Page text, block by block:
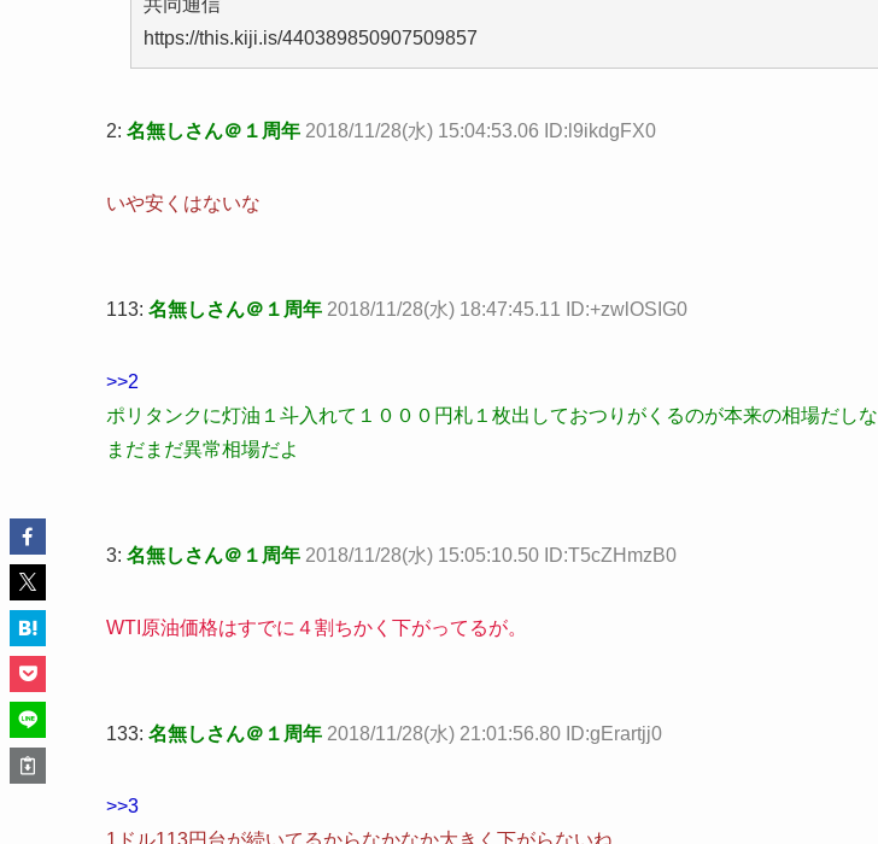
共同通信
https://this.kiji.is/440389850907509857
2: 名無しさん＠１周年 2018/11/28(水) 15:04:53.06 ID:l9ikdgFX0
いや安くはないな
113: 名無しさん＠１周年 2018/11/28(水) 18:47:45.11 ID:+zwlOSIG0
>>2
ポリタンクに灯油１斗入れて１０００円札１枚出しておつりがくるのが本来の相場だしな
まだまだ異常相場だよ
3: 名無しさん＠１周年 2018/11/28(水) 15:05:10.50 ID:T5cZHmzB0
WTI原油価格はすでに４割ちかく下がってるが。
133: 名無しさん＠１周年 2018/11/28(水) 21:01:56.80 ID:gErartjj0
>>3
1ドル113円台が続いてるからなかなか大きく下がらないね